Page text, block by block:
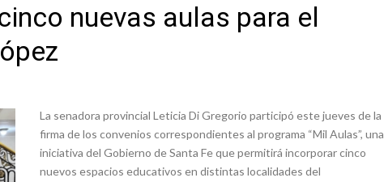
nuevas aulas para el
La senadora provincial Leticia Di Gregorio participó este jueves de la
firma de los convenios correspondientes al programa “Mil Aulas”, una
iniciativa del Gobierno de Santa Fe que permitirá incorporar cinco
nuevos espacios educativos en distintas localidades del